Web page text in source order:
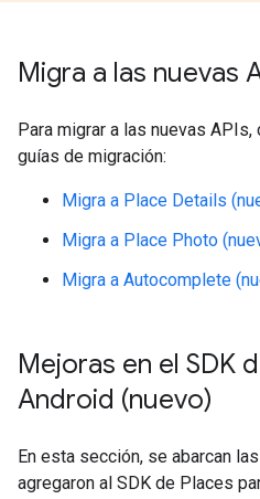
Migra a las nuevas
Para migrar a las nuevas
guías de migración:
Migra a Place Details
Migra a Place Photo
Migra a Autocomplete
Mejoras en el SDK
Android (nuevo)
En esta sección, se abarcan
agregaron al SDK de Places